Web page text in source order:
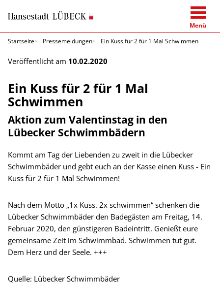
Menü
Startseite
Pressemeldungen Ein Kuss für 2 für 1 Mal Schwimmen
Veröffentlicht am 10.02.2020
Ein Kuss für 2 für 1 Mal
Schwimmen
Aktion zum Valentinstag in den
Lübecker Schwimmbädern
Kommt am Tag der Liebenden zu zweit in die Lübecker
Schwimmbäder und gebt euch an der Kasse einen Kuss - Ein
Kuss für 2 für 1 Mal Schwimmen!
Nach dem Motto „1x Kuss. 2x schwimmen“ schenken die
Lübecker Schwimmbäder den Badegästen am Freitag, 14.
Februar 2020, den günstigeren Badeintritt. Genießt eure
gemeinsame Zeit im Schwimmbad. Schwimmen tut gut.
Dem Herz und der Seele. +++
Quelle: Lübecker Schwimmbäder